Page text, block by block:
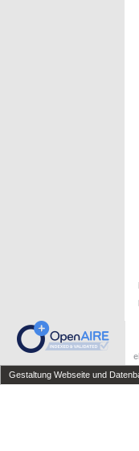
Gestaltung Webseite und